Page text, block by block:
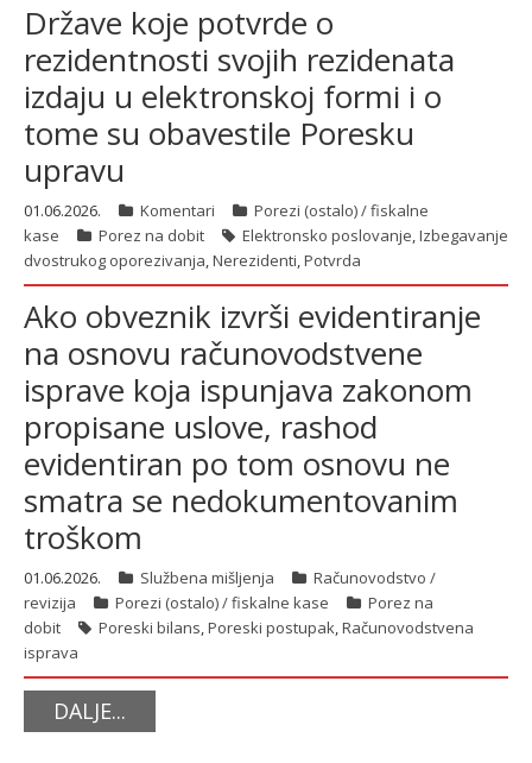
Države koje potvrde o
rezidentnosti svojih rezidenata
izdaju u elektronskoj formi i o
tome su obavestile Poresku
upravu
01.06.2026. Komentari
Porezi (ostalo) / fiskalne
kase
Porez na dobit Elektronsko poslovanje,Izbegavanje
dvostrukog oporezivanja,Nerezidenti,Potvrda
Ako obveznik izvrši evidentiranje
na osnovu računovodstvene
isprave koja ispunjava zakonom
propisane uslove, rashod
evidentiran po tom osnovu ne
smatra se nedokumentovanim
troškom
01.06.2026. Službena mišljenja
Računovodstvo /
revizija
Porezi (ostalo) / fiskalne kase
Porez na
dobit
Poreski bilans,Poreski postupak,Računovodstvena
isprava
DALJE...